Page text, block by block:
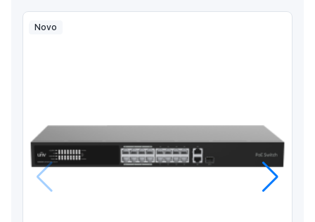
Anterior Próximo
Novo